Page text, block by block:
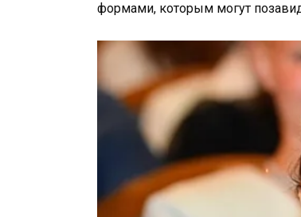
формами, которым могут